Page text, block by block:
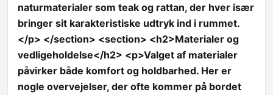
naturmaterialer som teak og rattan, der hver især
bringer sit karakteristiske udtryk ind i rummet.
</p> </section> <section> <h2>Materialer og
vedligeholdelse</h2> <p>Valget af materialer
påvirker både komfort og holdbarhed. Her er
nogle overvejelser, der ofte kommer på bordet